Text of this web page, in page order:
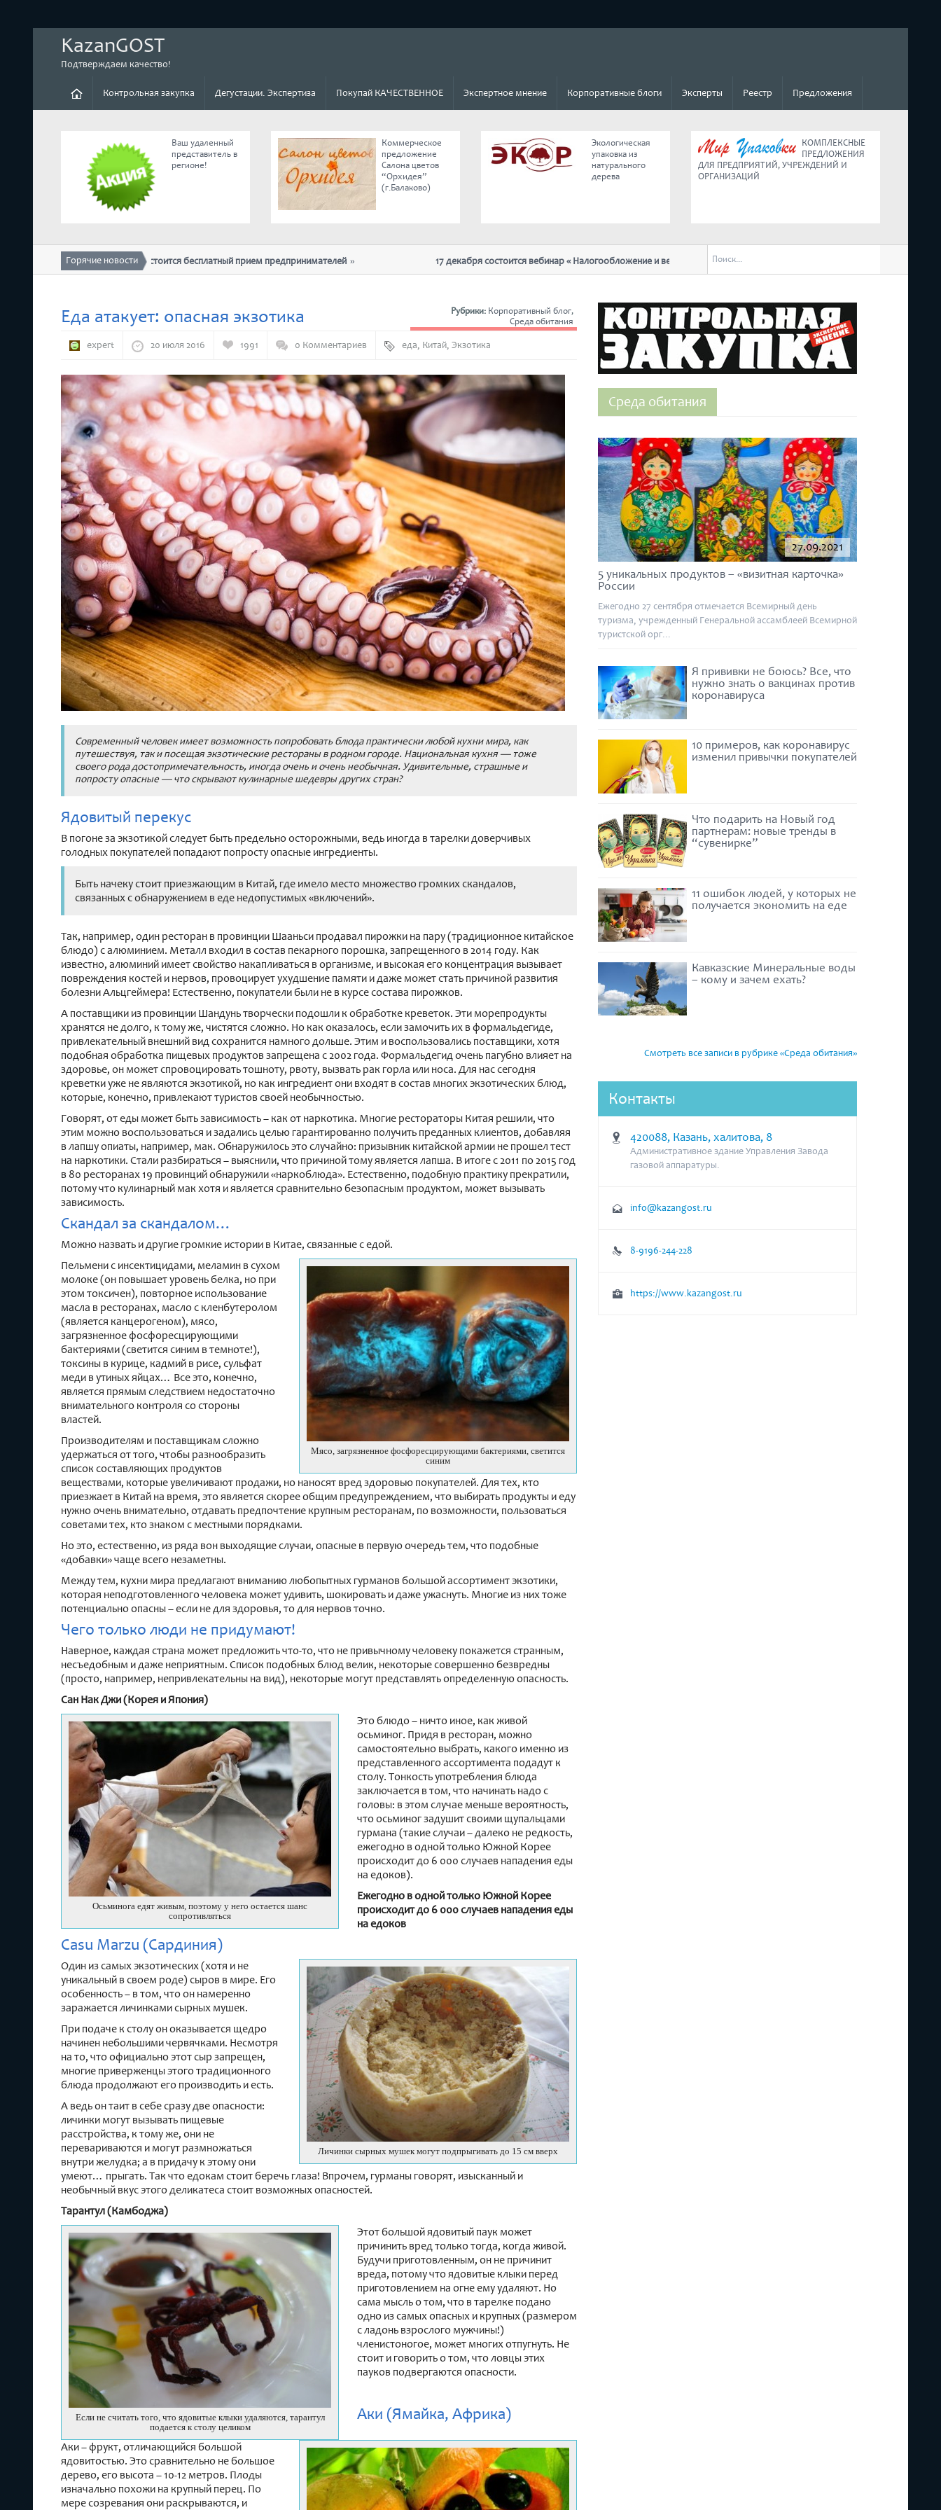
KazanGOST
Подтверждаем качество!
Контрольная закупка Дегустации. Экспертиза Покупай КАЧЕСТВЕННОЕ Экспертное мнение Корпоративные блоги Эксперты Реестр Предложения
Ваш удаленный
представитель в
регионе!
Коммерческое
предложение
Салона цветов
“Орхидея”
(г.Балаково)
Экологическая
упаковка из
натурального
дерева
КОМПЛЕКСНЫЕ
ПРЕДЛОЖЕНИЯ
ДЛЯ ПРЕДПРИЯТИЙ, УЧРЕЖДЕНИЙ И
ОРГАНИЗАЦИЙ
Горячие новости
10 февраля в ТПП РТ состоится бесплатный прием предпринимателей
17 декабря состоится вебинар « Налогообложение и ведение малого бизнеса в условиях
отмены ЕНВД»
обращении к нации
Еда атакует: опасная экзотика Рубрики: Корпоративный блог,
Среда обитания
expert 20 июля 2016 1991 0 Комментариев еда, Китай, Экзотика
Современный человек имеет возможность попробовать блюда практически любой кухни мира, как
путешествуя, так и посещая экзотические рестораны в родном городе. Национальная кухня — тоже
своего рода достопримечательность, иногда очень и очень необычная. Удивительные, страшные и
попросту опасные — что скрывают кулинарные шедевры других стран?
Ядовитый перекус
В погоне за экзотикой следует быть предельно осторожными, ведь иногда в тарелки доверчивых
голодных покупателей попадают попросту опасные ингредиенты.
Быть начеку стоит приезжающим в Китай, где имело место множество громких скандалов,
связанных с обнаружением в еде недопустимых «включений».
Так, например, один ресторан в провинции Шааньси продавал пирожки на пару (традиционное китайское
блюдо) с алюминием. Металл входил в состав пекарного порошка, запрещенного в 2014 году. Как
известно, алюминий имеет свойство накапливаться в организме, и высокая его концентрация вызывает
повреждения костей и нервов, провоцирует ухудшение памяти и даже может стать причиной развития
болезни Альцгеймера! Естественно, покупатели были не в курсе состава пирожков.
А поставщики из провинции Шандунь творчески подошли к обработке креветок. Эти морепродукты
хранятся не долго, к тому же, чистятся сложно. Но как оказалось, если замочить их в формальдегиде,
привлекательный внешний вид сохранится намного дольше. Этим и воспользовались поставщики, хотя
подобная обработка пищевых продуктов запрещена с 2002 года. Формальдегид очень пагубно влияет на
здоровье, он может спровоцировать тошноту, рвоту, вызвать рак горла или носа. Для нас сегодня
креветки уже не являются экзотикой, но как ингредиент они входят в состав многих экзотических блюд,
которые, конечно, привлекают туристов своей необычностью.
Говорят, от еды может быть зависимость – как от наркотика. Многие рестораторы Китая решили, что
этим можно воспользоваться и задались целью гарантированно получить преданных клиентов, добавляя
в лапшу опиаты, например, мак. Обнаружилось это случайно: призывник китайской армии не прошел тест
на наркотики. Стали разбираться – выяснили, что причиной тому является лапша. В итоге с 2011 по 2015 год
в 80 ресторанах 19 провинций обнаружили «наркоблюда». Естественно, подобную практику прекратили,
потому что кулинарный мак хотя и является сравнительно безопасным продуктом, может вызывать
зависимость.
Скандал за скандалом…
Можно назвать и другие громкие истории в Китае, связанные с едой.
Мясо, загрязненное фосфоресцирующими бактериями, светится
синим
Пельмени с инсектицидами, меламин в сухом
молоке (он повышает уровень белка, но при
этом токсичен), повторное использование
масла в ресторанах, масло с кленбутеролом
(является канцерогеном), мясо,
загрязненное фосфоресцирующими
бактериями (светится синим в темноте!),
токсины в курице, кадмий в рисе, сульфат
меди в утиных яйцах… Все это, конечно,
является прямым следствием недостаточно
внимательного контроля со стороны
властей.
Производителям и поставщикам сложно
удержаться от того, чтобы разнообразить
список составляющих продуктов
веществами, которые увеличивают продажи, но наносят вред здоровью покупателей. Для тех, кто
приезжает в Китай на время, это является скорее общим предупреждением, что выбирать продукты и еду
нужно очень внимательно, отдавать предпочтение крупным ресторанам, по возможности, пользоваться
советами тех, кто знаком с местными порядками.
Но это, естественно, из ряда вон выходящие случаи, опасные в первую очередь тем, что подобные
«добавки» чаще всего незаметны.
Между тем, кухни мира предлагают вниманию любопытных гурманов большой ассортимент экзотики,
которая неподготовленного человека может удивить, шокировать и даже ужаснуть. Многие из них тоже
потенциально опасны – если не для здоровья, то для нервов точно.
Чего только люди не придумают!
Наверное, каждая страна может предложить что-то, что не привычному человеку покажется странным,
несъедобным и даже неприятным. Список подобных блюд велик, некоторые совершенно безвредны
(просто, например, непривлекательны на вид), некоторые могут представлять определенную опасность.
Сан Нак Джи (Корея и Япония)
Осьминога едят живым, поэтому у него остается шанс
сопротивляться
Это блюдо – ничто иное, как живой
осьминог. Придя в ресторан, можно
самостоятельно выбрать, какого именно из
представленного ассортимента подадут к
столу. Тонкость употребления блюда
заключается в том, что начинать надо с
головы: в этом случае меньше вероятность,
что осьминог задушит своими щупальцами
гурмана (такие случаи – далеко не редкость,
ежегодно в одной только Южной Корее
происходит до 6 000 случаев нападения еды
на едоков).
Ежегодно в одной только Южной Корее
происходит до 6 000 случаев нападения еды
на едоков
Casu Marzu (Сардиния)
Личинки сырных мушек могут подпрыгивать до 15 см вверх
Один из самых экзотических (хотя и не
уникальный в своем роде) сыров в мире. Его
особенность – в том, что он намеренно
заражается личинками сырных мушек.
При подаче к столу он оказывается щедро
начинен небольшими червячками. Несмотря
на то, что официально этот сыр запрещен,
многие приверженцы этого традиционного
блюда продолжают его производить и есть.
А ведь он таит в себе сразу две опасности:
личинки могут вызывать пищевые
расстройства, к тому же, они не
перевариваются и могут размножаться
внутри желудка; а в придачу к этому они
умеют… прыгать. Так что едокам стоит беречь глаза! Впрочем, гурманы говорят, изысканный и
необычный вкус этого деликатеса стоит возможных опасностей.
Тарантул (Камбоджа)
Если не считать того, что ядовитые клыки удаляются, тарантул
подается к столу целиком
Этот большой ядовитый паук может
причинить вред только тогда, когда живой.
Будучи приготовленным, он не причинит
вреда, потому что ядовитые клыки перед
приготовлением на огне ему удаляют. Но
сама мысль о том, что в тарелке подано
одно из самых опасных и крупных (размером
с ладонь взрослого мужчины!)
членистоногое, может многих отпугнуть. Не
стоит и говорить о том, что ловцы этих
пауков подвергаются опасности.
Аки (Ямайка, Африка)
Аки – фрукт, отличающийся большой
ядовитостью. Это сравнительно не большое
дерево, его высота – 10-12 метров. Плоды
изначально похожи на крупный перец. По
мере созревания они раскрываются, и
Среда обитания
5 уникальных продуктов – «визитная карточка»
России
27.09.2021
Ежегодно 27 сентября отмечается Всемирный день
туризма, учрежденный Генеральной ассамблеей Всемирной
туристской орг...
Я прививки не боюсь? Все, что
нужно знать о вакцинах против
коронавируса
10 примеров, как коронавирус
изменил привычки покупателей
Что подарить на Новый год
партнерам: новые тренды в
“сувенирке”
11 ошибок людей, у которых не
получается экономить на еде
Кавказские Минеральные воды
– кому и зачем ехать?
Смотреть все записи в рубрике «Среда обитания»
Контакты
420088, Казань, халитова, 8
Административное здание Управления Завода
газовой аппаратуры.
info@kazangost.ru
8-9196-244-228
https://www.kazangost.ru